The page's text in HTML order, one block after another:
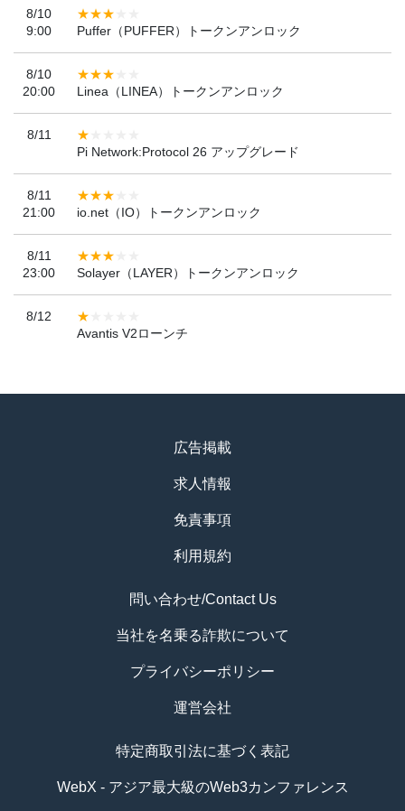
8/10
9:00
Puffer（PUFFER）トークンアンロック
8/10
20:00
Linea（LINEA）トークンアンロック
8/11
Pi Network:Protocol 26 アップグレード
8/11
21:00
io.net（IO）トークンアンロック
8/11
23:00
Solayer（LAYER）トークンアンロック
8/12
Avantis V2ローンチ
広告掲載
求人情報
免責事項
利用規約
問い合わせ/Contact Us
当社を名乗る詐欺について
プライバシーポリシー
運営会社
特定商取引法に基づく表記
WebX - アジア最大級のWeb3カンファレンス